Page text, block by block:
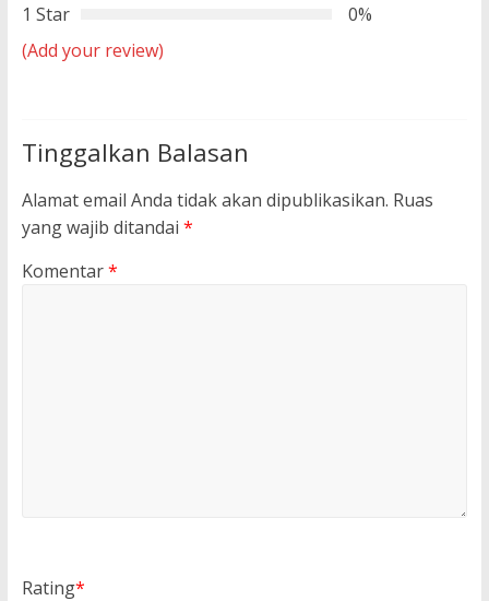
1 Star
0%
(Add your review)
Tinggalkan Balasan
Alamat email Anda tidak akan dipublikasikan. Ruas
yang wajib ditandai *
Komentar*
Rating*